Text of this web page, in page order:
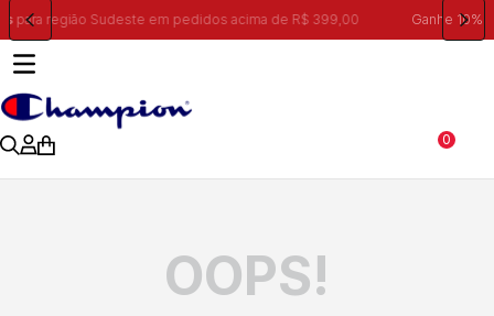
Ganhe 10% na primeira compra, utilizando o cupom: PRIMEIRA10
0
OOPS!